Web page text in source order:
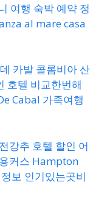
여행 숙박 예약 정
al mare casa
카발 콜롬비아 산
호텔 비교한번해
Cabal 가족여행
강추 호텔 할인 어
커스 Hampton
보 인기있는곳비